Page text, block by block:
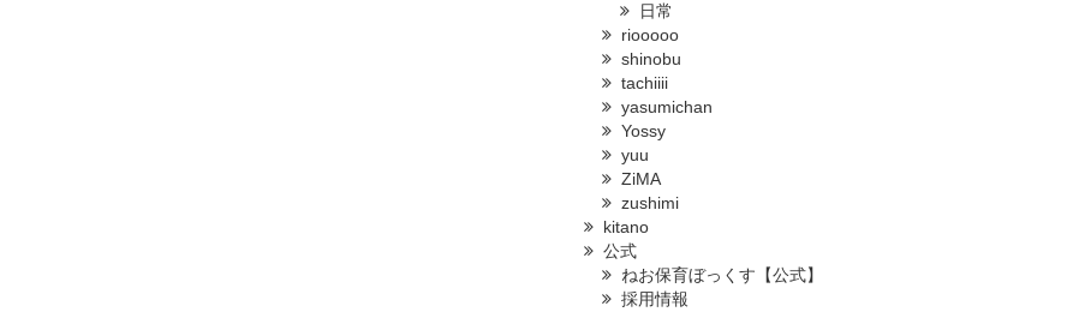
日常
riooooo
shinobu
tachiiii
yasumichan
Yossy
yuu
ZiMA
zushimi
kitano
公式
ねお保育ぼっくす【公式】
採用情報